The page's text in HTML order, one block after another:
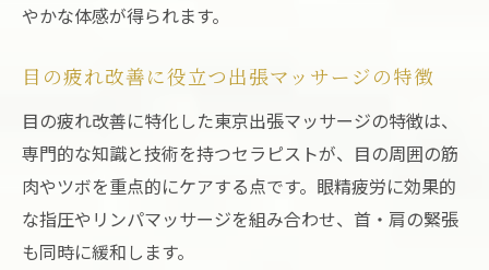
やかな体感が得られます。
目の疲れ改善に役立つ出張マッサージの特徴
目の疲れ改善に特化した東京出張マッサージの特徴は、
専門的な知識と技術を持つセラピストが、目の周囲の筋
肉やツボを重点的にケアする点です。眼精疲労に効果的
な指圧やリンパマッサージを組み合わせ、首・肩の緊張
も同時に緩和します。